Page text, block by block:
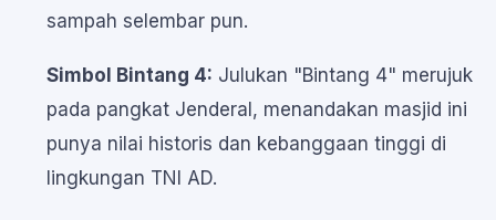
sampah selembar pun.
Simbol Bintang 4: Julukan "Bintang 4" merujuk
pada pangkat Jenderal, menandakan masjid ini
punya nilai historis dan kebanggaan tinggi di
lingkungan TNI AD.